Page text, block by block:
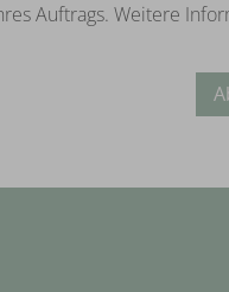
Auftrags. Weitere